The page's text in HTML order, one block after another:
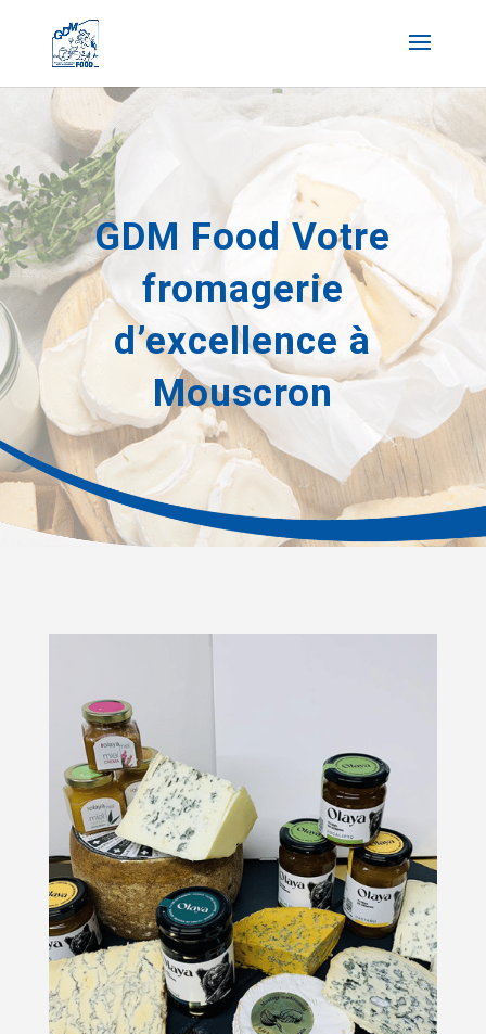
GDM Food Votre
fromagerie
d’excellence à
Mouscron